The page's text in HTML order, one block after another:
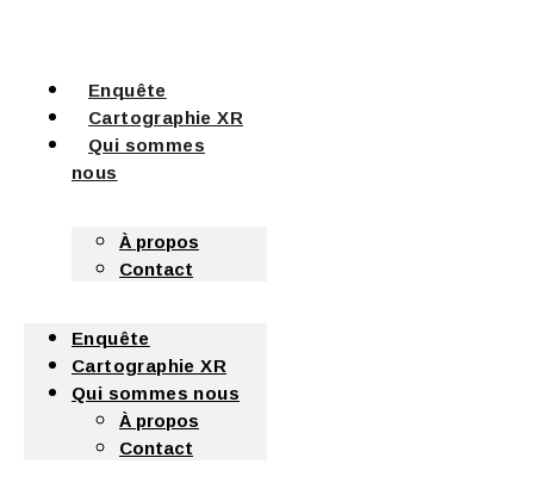
Enquête
Cartographie XR
Qui sommes
nous
À propos
Contact
Enquête
Cartographie XR
Qui sommes nous
À propos
Contact